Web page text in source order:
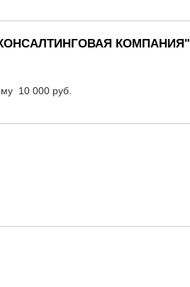
КОМПАНИЯ"
10 000 руб.